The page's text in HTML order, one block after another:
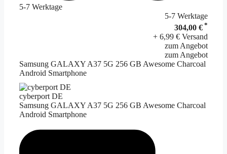
5-7 Werktage
5-7 Werktage
304,00 € *
+ 6,99 € Versand
zum Angebot
zum Angebot
Samsung GALAXY A37 5G 256 GB Awesome Charcoal
Android Smartphone
cyberport DE
Samsung GALAXY A37 5G 256 GB Awesome Charcoal
Android Smartphone